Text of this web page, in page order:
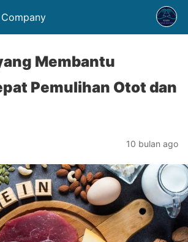
Membantu
Pemulihan Otot dan
10 bulan ago